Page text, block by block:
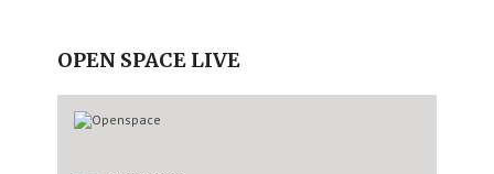
OPEN SPACE LIVE